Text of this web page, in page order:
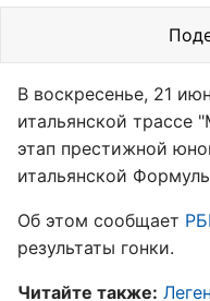
В воскресенье, 21
итальянской трассе
этап престижной
итальянской
Об этом сообщает
результаты гонки.
Читайте также: